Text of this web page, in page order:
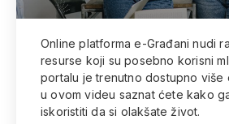
Online platforma e-Građani nudi
resurse koji su posebno korisni
portalu je trenutno dostupno više
u ovom videu saznat ćete kako
iskoristiti da si olakšate život.